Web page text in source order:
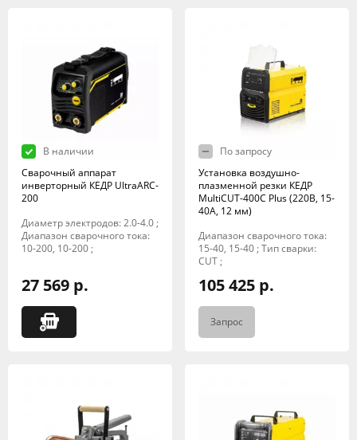
В наличии
Сварочный аппарат
инверторный КЕДР UltraARC-
200
Диаметр электродов: 2.0-4.0 ;
Диапазон сварочного тока:
10-200, 10-200 ;
27 569 р.
По запросу
Установка воздушно-
плазменной резки КЕДР
MultiCUT-400C Plus (220В, 15-
40А, 12 мм)
Диапазон сварочного тока:
15-40, 15-40 ; Тип сварки:
CUT ;
105 425 р.
Запрос